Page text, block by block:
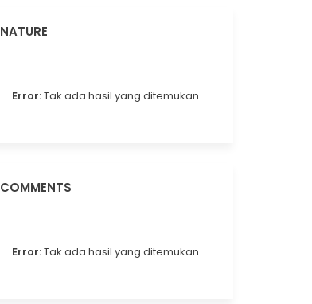
NATURE
Error:Tak ada hasil yang ditemukan
COMMENTS
Error:Tak ada hasil yang ditemukan